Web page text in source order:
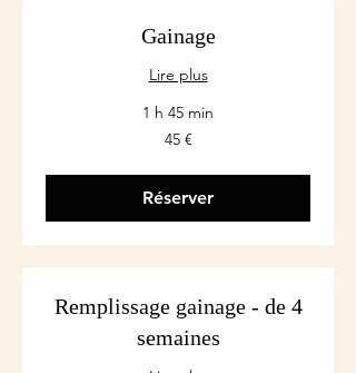
Gainage
Lire plus
1 h 45 min
45 €
Réserver
Remplissage gainage - de 4
semaines